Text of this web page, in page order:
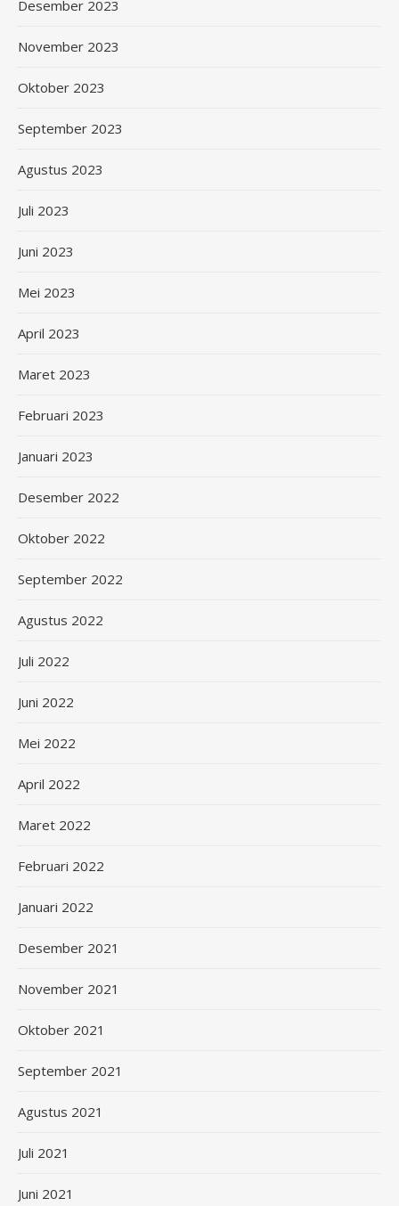
Desember 2023
November 2023
Oktober 2023
September 2023
Agustus 2023
Juli 2023
Juni 2023
Mei 2023
April 2023
Maret 2023
Februari 2023
Januari 2023
Desember 2022
Oktober 2022
September 2022
Agustus 2022
Juli 2022
Juni 2022
Mei 2022
April 2022
Maret 2022
Februari 2022
Januari 2022
Desember 2021
November 2021
Oktober 2021
September 2021
Agustus 2021
Juli 2021
Juni 2021